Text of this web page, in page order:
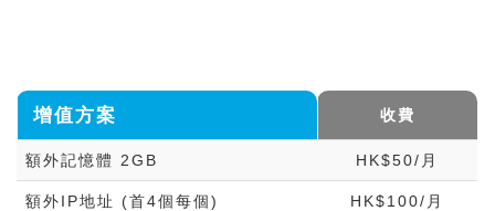
增值方案 收費
額外記憶體 2GB HK$50/月
額外IP地址 (首4個每個) HK$100/月